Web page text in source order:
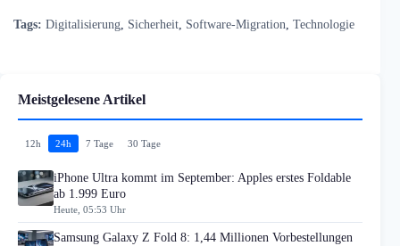
Tags: Digitalisierung Sicherheit Software-Migration Technologie
Meistgelesene Artikel
12h 24h 7 Tage 30 Tage
iPhone Ultra kommt im September: Apples erstes Foldable
ab 1.999 Euro
Heute, 05:53 Uhr
Samsung Galaxy Z Fold 8: 1,44 Millionen Vorbestellungen